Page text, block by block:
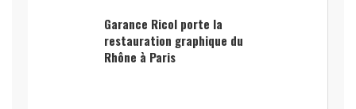
Garance Ricol porte la
restauration graphique du
Rhône à Paris